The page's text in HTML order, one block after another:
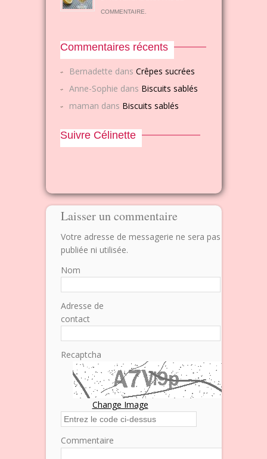
COMMENTAIRE.
Commentaires récents
Bernadette dansCrêpes sucrées
Anne-Sophie dans Biscuits sablés
maman dans Biscuits sablés
Suivre Célinette
Laisser un commentaire
Votre adresse de messagerie ne sera pas
publiée ni utilisée.
Nom
Adresse de
contact
Recaptcha
Change Image
Commentaire